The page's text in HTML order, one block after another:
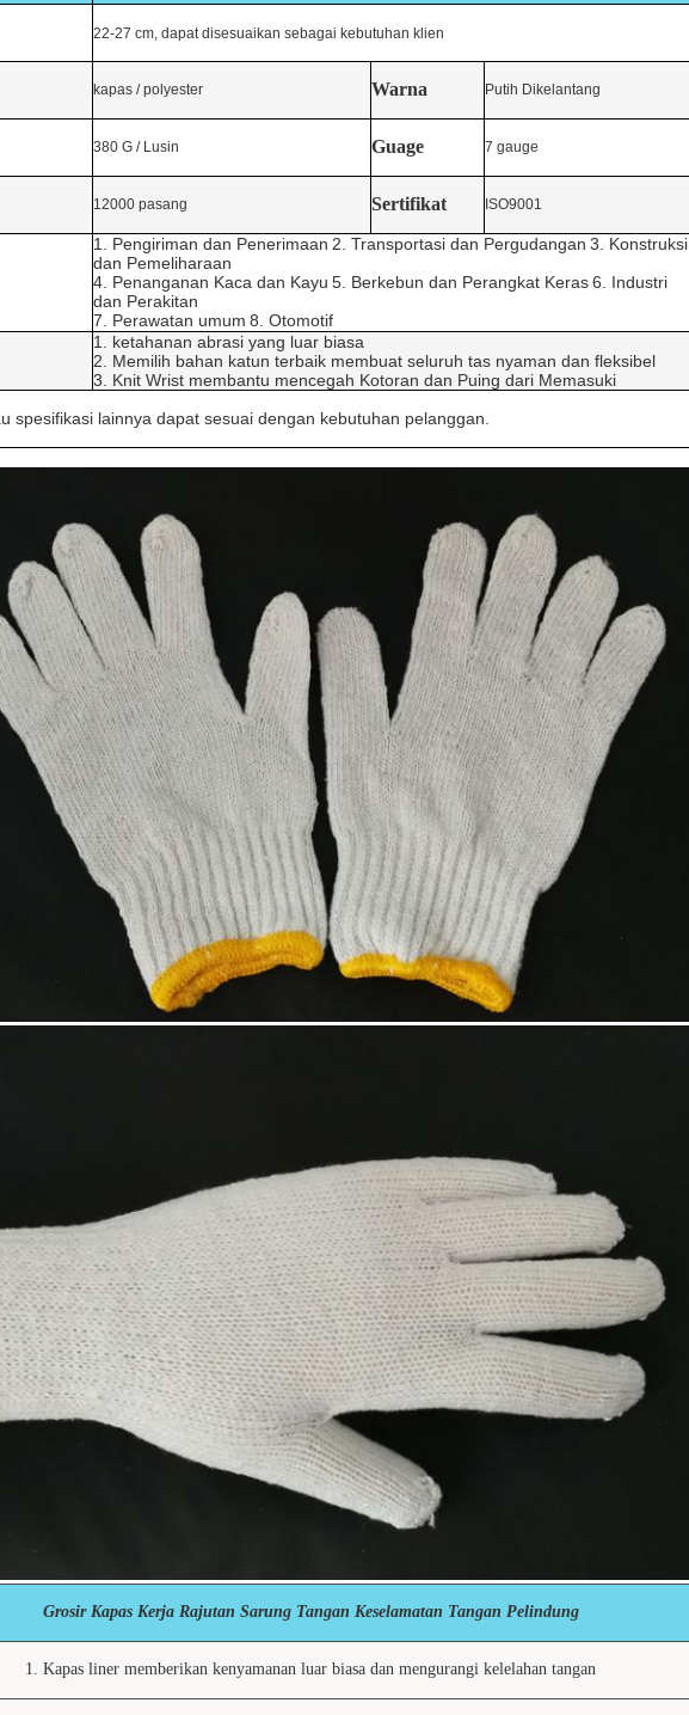
22-27 cm, dapat disesuaikan sebagai kebutuhan klien
kapas / polyester Warna Putih Dikelantang
380 G / Lusin Guage 7 gauge
12000 pasang Sertifikat ISO9001
1. Pengiriman dan Penerimaan 2. Transportasi dan Pergudangan 3. Konstruksi
dan Pemeliharaan
4. Penanganan Kaca dan Kayu 5. Berkebun dan Perangkat Keras6. Industri
dan Perakitan
7. Perawatan umum 8. Otomotif
1. ketahanan abrasi yang luar biasa
2. Memilih bahan katun terbaik membuat seluruh tas nyaman dan fleksibel
3. Knit Wrist membantu mencegah Kotoran dan Puing dari Memasuki
spesifikasi lainnya dapat sesuai dengan kebutuhan pelanggan.
Grosir Kapas Kerja Rajutan Sarung Tangan Keselamatan Tangan Pelindung
1. Kapas liner memberikan kenyamanan luar biasa dan mengurangi kelelahan tangan